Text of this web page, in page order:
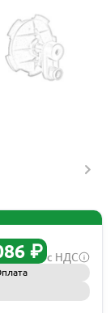
артикул
₽ с НДС